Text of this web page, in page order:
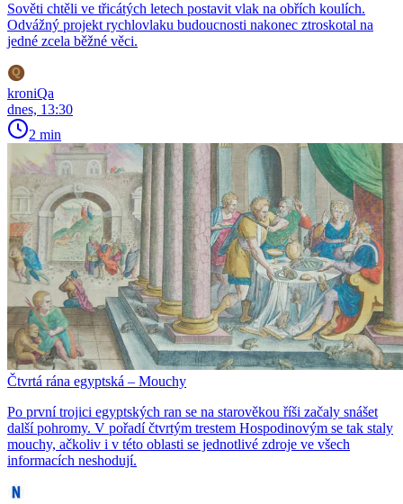
Sověti chtěli ve třicátých letech postavit vlak na obřích koulích.
Odvážný projekt rychlovlaku budoucnosti nakonec ztroskotal na
jedné zcela běžné věci.
kroniQa
dnes, 13:30
2 min
Čtvrtá rána egyptská – Mouchy
Po první trojici egyptských ran se na starověkou říši začaly snášet
další pohromy. V pořadí čtvrtým trestem Hospodinovým se tak staly
mouchy, ačkoliv i v této oblasti se jednotlivé zdroje ve všech
informacích neshodují.